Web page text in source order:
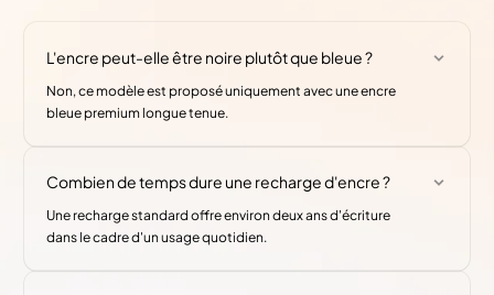
L'encre peut-elle être noire plutôt que bleue ?
Non, ce modèle est proposé uniquement avec une encre
bleue premium longue tenue.
Combien de temps dure une recharge d'encre ?
Une recharge standard offre environ deux ans d'écriture
dans le cadre d'un usage quotidien.